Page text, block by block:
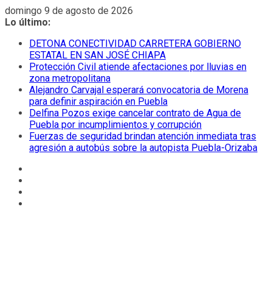
Saltar
al
domingo 9 de agosto de 2026
Lo último:
DETONA CONECTIVIDAD CARRETERA GOBIERNO
ESTATAL EN SAN JOSÉ CHIAPA
Protección Civil atiende afectaciones por lluvias en
zona metropolitana
Alejandro Carvajal esperará convocatoria de Morena
para definir aspiración en Puebla
Delfina Pozos exige cancelar contrato de Agua de
Puebla por incumplimientos y corrupción
Fuerzas de seguridad brindan atención inmediata tras
agresión a autobús sobre la autopista Puebla-Orizaba